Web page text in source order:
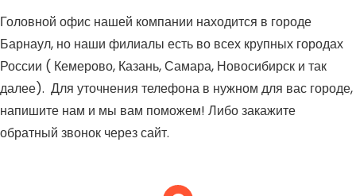
Головной офис нашей компании находится в городе
Барнаул, но наши филиалы есть во всех крупных городах
России ( Кемерово, Казань, Самара, Новосибирск и так
далее). Для уточнения телефона в нужном для вас городе,
напишите нам и мы вам поможем! Либо закажите
обратный звонок через сайт.